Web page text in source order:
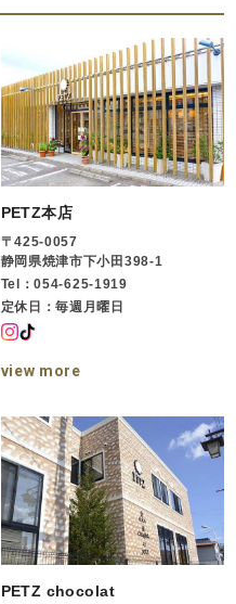
PETZ本店
〒425-0057
静岡県焼津市下小田398-1
Tel：054-625-1919
定休日：毎週月曜日
view more
PETZ chocolat